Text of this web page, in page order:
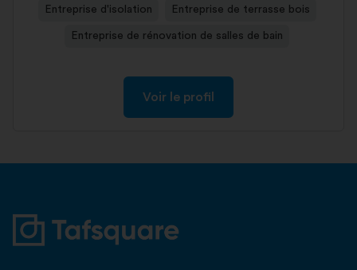
Entreprise d'isolation Entreprise de terrasse bois
Entreprise de rénovation de salles de bain
Voir le profil